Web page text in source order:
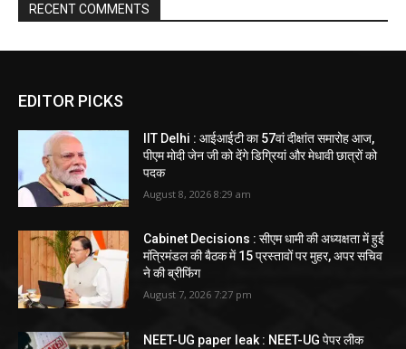
RECENT COMMENTS
EDITOR PICKS
IIT Delhi : आईआईटी का 57वां दीक्षांत समारोह आज,
पीएम मोदी जेन जी को देंगे डिग्रियां और मेधावी छात्रों को
पदक
August 8, 2026 8:29 am
Cabinet Decisions : सीएम धामी की अध्यक्षता में हुई
मंत्रिमंडल की बैठक में 15 प्रस्तावों पर मुहर, अपर सचिव
ने की ब्रीफिंग
August 7, 2026 7:27 pm
NEET-UG paper leak : NEET-UG पेपर लीक